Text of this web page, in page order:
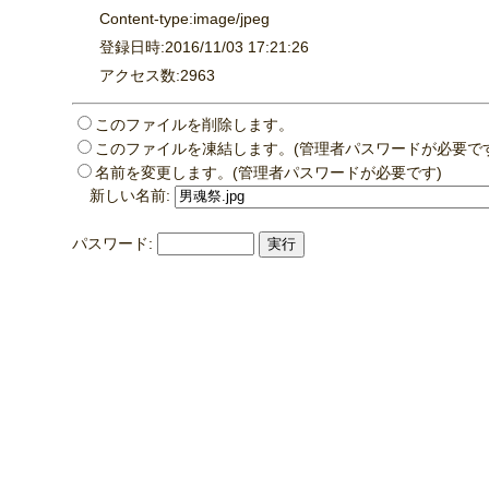
Content-type:image/jpeg
登録日時:2016/11/03 17:21:26
アクセス数:2963
このファイルを削除します。
このファイルを凍結します。(管理者パスワードが必要で
名前を変更します。(管理者パスワードが必要です)
新しい名前:
パスワード: